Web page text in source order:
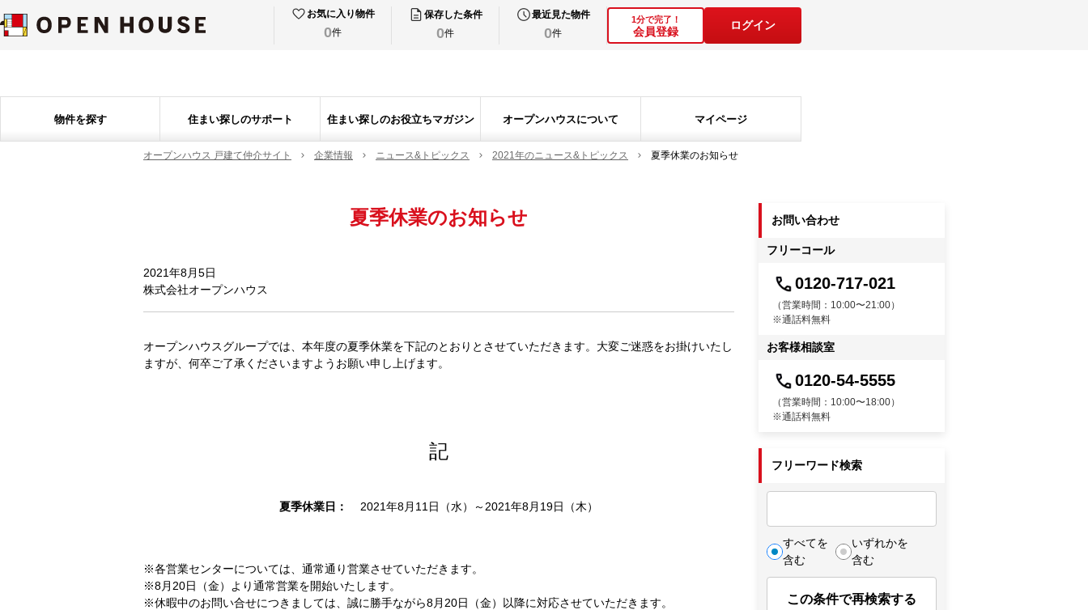
お気に入り物件
0件
保存した条件
0件
最近見た物件
0件
1分で完了！
会員登録
ログイン
物件を探す 住まい探しのサポート 住まい探しのお役立ちマガジン オープンハウスについて マイページ
オープンハウス 戸建て仲介サイト 企業情報 ニュース&トピックス 2021年のニュース&トピックス 夏季休業のお知らせ
夏季休業のお知らせ
2021年8月5日
株式会社オープンハウス
オープンハウスグループでは、本年度の夏季休業を下記のとおりとさせていただきます。大変ご迷惑をお掛けいたし
ますが、何卒ご了承くださいますようお願い申し上げます。
記
夏季休業日： 2021年8月11日（水）～2021年8月19日（木）
※各営業センターについては、通常通り営業させていただきます。
※8月20日（金）より通常営業を開始いたします。
※休暇中のお問い合せにつきましては、誠に勝手ながら8月20日（金）以降に対応させていただきます。
お問い合わせ
フリーコール
0120-717-021
（営業時間：10:00〜21:00）
※通話料無料
お客様相談室
0120-54-5555
（営業時間：10:00〜18:00）
※通話料無料
フリーワード検索
すべてを
含む
いずれかを
含む
この条件で再検索する